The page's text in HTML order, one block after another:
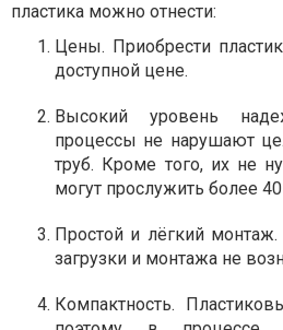
пластика можно отнести:
Цены. Приобрести
доступной цене.
Высокий уровень
процессы не нарушают
труб. Кроме того, их не
могут прослужить более 40
Простой и лёгкий
загрузки и монтажа не
Компактность.